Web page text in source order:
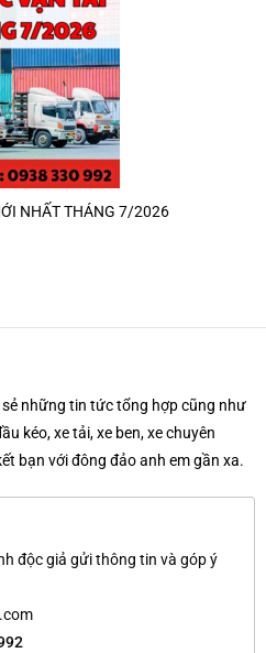
NHẤT THÁNG 7/2026
những tin tức tổng hợp cũng như
kéo, xe tải, xe ben, xe chuyên
bạn với đông đảo anh em gần xa.
độc giả gửi thông tin và góp ý